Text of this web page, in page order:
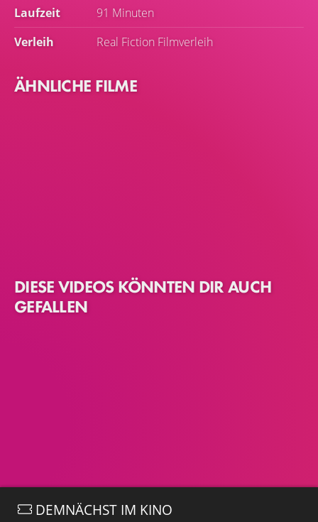
Laufzeit
91 Minuten
Verleih
Real Fiction Filmverleih
ÄHNLICHE FILME
DIESE VIDEOS KÖNNTEN DIR AUCH
GEFALLEN
DEMNÄCHST IM KINO